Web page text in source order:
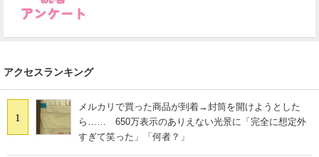
アクセスランキング
1
メルカリで買った商品が到着→封筒を開けようとした
ら…… 650万表示のありえない光景に「完全に想定外
すぎて笑った」「何者？」